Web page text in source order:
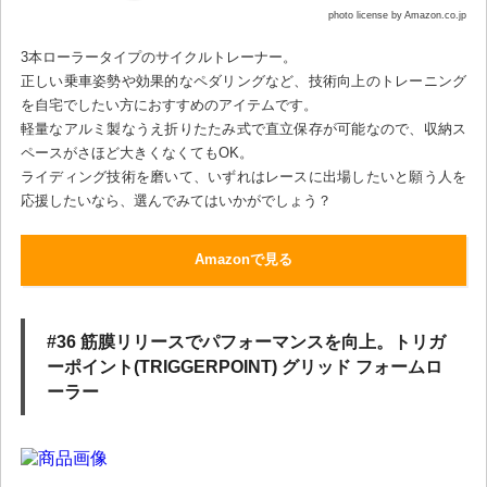
photo license by Amazon.co.jp
3本ローラータイプのサイクルトレーナー。
正しい乗車姿勢や効果的なペダリングなど、技術向上のトレーニング
を自宅でしたい方におすすめのアイテムです。
軽量なアルミ製なうえ折りたたみ式で直立保存が可能なので、収納ス
ペースがさほど大きくなくてもOK。
ライディング技術を磨いて、いずれはレースに出場したいと願う人を
応援したいなら、選んでみてはいかがでしょう？
Amazonで見る
#36 筋膜リリースでパフォーマンスを向上。トリガ
ーポイント(TRIGGERPOINT) グリッド フォームロ
ーラー